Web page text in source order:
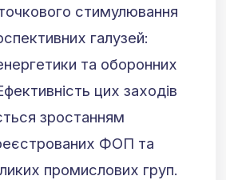
стимулювання
галузей:
та оборонних
цих заходів
зростанням
ФОП та
промислових груп.